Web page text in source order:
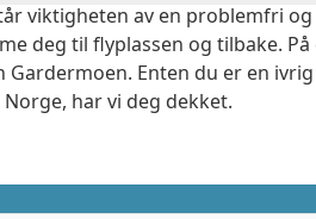
viktigheten av en problemfri
deg til flyplassen og tilbake.
Enten du er en
har vi deg dekket.